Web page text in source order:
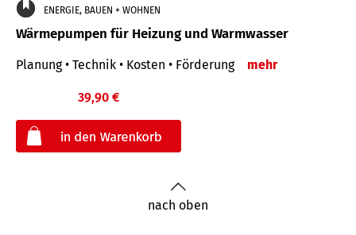
ENERGIE, BAUEN + WOHNEN
Wärmepumpen für Heizung und Warmwasser
Planung • Technik • Kosten • Förderung mehr
39,90 €
nach oben